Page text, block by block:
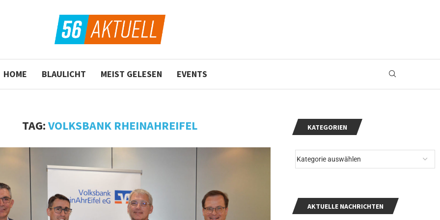
HOME BLAULICHT MEIST GELESEN EVENTS
TAG:VOLKSBANK RHEINAHREIFEL KATEGORIEN
AKTUELLE NACHRICHTEN